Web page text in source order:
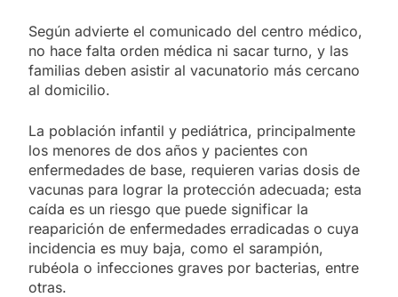
Según advierte el comunicado del centro médico,
no hace falta orden médica ni sacar turno, y las
familias deben asistir al vacunatorio más cercano
al domicilio.
La población infantil y pediátrica, principalmente
los menores de dos años y pacientes con
enfermedades de base, requieren varias dosis de
vacunas para lograr la protección adecuada; esta
caída es un riesgo que puede significar la
reaparición de enfermedades erradicadas o cuya
incidencia es muy baja, como el sarampión,
rubéola o infecciones graves por bacterias, entre
otras.